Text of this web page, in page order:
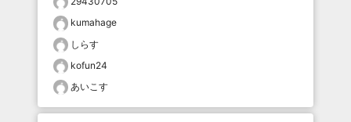
kumahage
しらす
kofun24
あいこす